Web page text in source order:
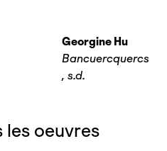
Georgine Hu
Bancuercquercs
, s.d.
les oeuvres